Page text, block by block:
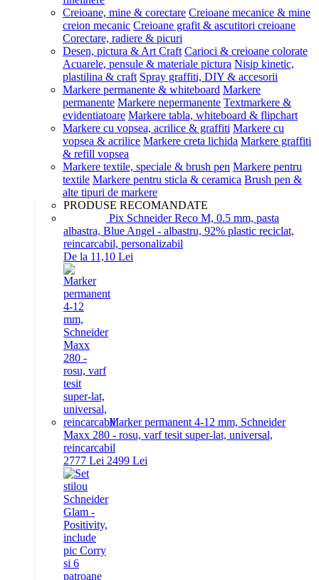
Creioane, mine & corectare Creioane mecanice & mine
creion mecanic Creioane grafit & ascutitori creioane
Corectare, radiere & picuri
Desen, pictura & Art Craft Carioci & creioane colorate
Acuarele, pensule & materiale pictura Nisip kinetic,
plastilina & craft Spray graffiti, DIY & accesorii
Markere permanente & whiteboard Markere
permanente Markere nepermanente Textmarkere &
evidentiatoare Markere tabla, whiteboard & flipchart
Markere cu vopsea, acrilice & graffiti Markere cu
vopsea & acrilice Markere creta lichida Markere graffiti
& refill vopsea
Markere textile, speciale & brush pen Markere pentru
textile Markere pentru sticla & ceramica Brush pen &
alte tipuri de markere
PRODUSE RECOMANDATE
Pix Schneider Reco M, 0.5 mm, pasta
albastra, Blue Angel - albastru, 92% plastic reciclat,
reincarcabil, personalizabil
De la 11,10 Lei
Marker permanent 4-12 mm, Schneider
Maxx 280 - rosu, varf tesit super-lat, universal,
reincarcabil
2777 Lei 2499 Lei